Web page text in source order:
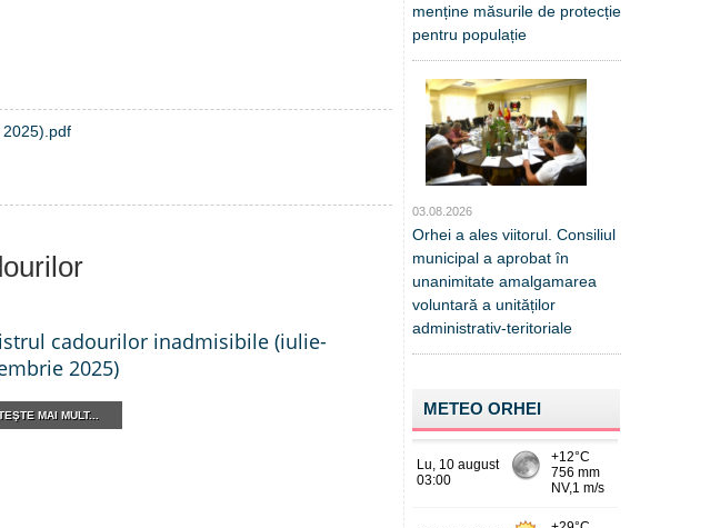
2025).pdf
cadourilor inadmisibile (iulie-
2025)
MAI MULT...
menține măsurile de protecție
pentru populație
03.08.2026
Orhei a ales viitorul. Consiliul
municipal a aprobat în
unanimitate amalgamarea
voluntară a unităților
administrativ-teritoriale
METEO ORHEI